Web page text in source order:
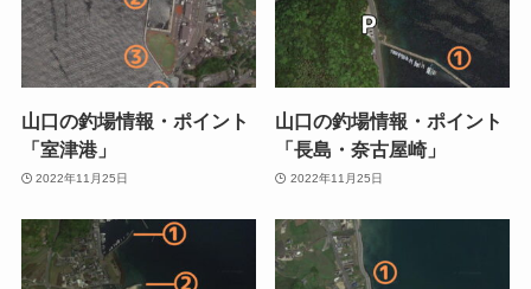
山口の釣場情報・ポイント
「室津港」
2022年11月25日
山口の釣場情報・ポイント
「長島・奈古屋崎」
2022年11月25日